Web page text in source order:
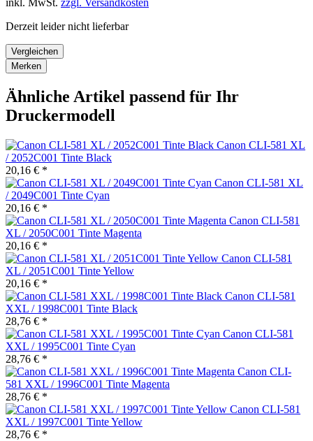
Derzeit leider nicht lieferbar
Vergleichen
Merken
Ähnliche Artikel passend für Ihr
Druckermodell
Canon CLI-581 XL
/ 2052C001 Tinte Black
20,16 € *
Canon CLI-581 XL
/ 2049C001 Tinte Cyan
20,16 € *
Canon CLI-581
XL / 2050C001 Tinte Magenta
20,16 € *
Canon CLI-581
XL / 2051C001 Tinte Yellow
20,16 € *
Canon CLI-581
XXL / 1998C001 Tinte Black
28,76 € *
Canon CLI-581
XXL / 1995C001 Tinte Cyan
28,76 € *
Canon CLI-
581 XXL / 1996C001 Tinte Magenta
28,76 € *
Canon CLI-581
XXL / 1997C001 Tinte Yellow
28,76 € *